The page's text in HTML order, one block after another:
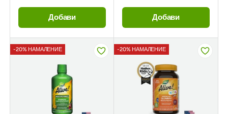
Добави Добави
-20% НАМАЛЕНИЕ -20% НАМАЛЕНИЕ